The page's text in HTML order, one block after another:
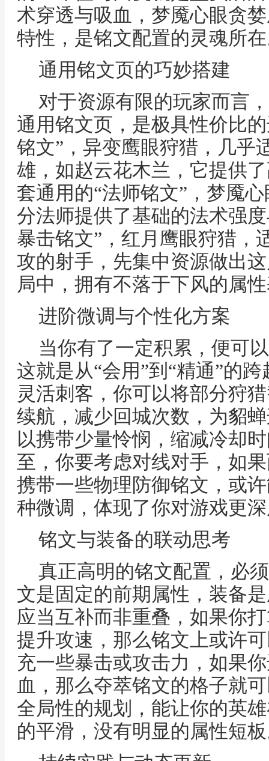
术穿透与吸血，梦魇心眼贪
特性，是铭文配置的灵魂所
通用铭文页的巧妙搭建
对于资源有限的玩家而言
通用铭文页，是极具性价比
铭文”，异变鹰眼狩猎，几乎
雄，如赵云花木兰，它提供
套通用的“法师铭文”，梦魇
分法师提供了基础的法术强
暴击铭文”，红月鹰眼狩猎，
攻的射手，先集中资源做出
局中，拥有不落于下风的属
进阶微调与个性化方案
当你有了一定积累，便可
这就是从“会用”到“精通”的
灵活刺客，你可以将部分狩
续航，减少回城次数，为貂
以携带少量怜悯，缩减冷却
至，你要考虑对线对手，如
携带一些物理防御铭文，或
种微调，体现了你对游戏更
铭文与装备的联动思考
真正高明的铭文配置，必
文是固定的前期属性，装备
应当互补而非重叠，如果你
提升攻速，那么铭文上或许
充一些暴击或攻击力，如果
血，那么夺萃铭文的格子就
全局性的规划，能让你的英
的平滑，没有明显的属性短